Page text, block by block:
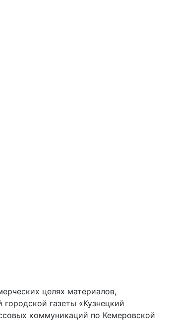
целях материалов,
газеты «Кузнецкий
коммуникаций по Кемеровской